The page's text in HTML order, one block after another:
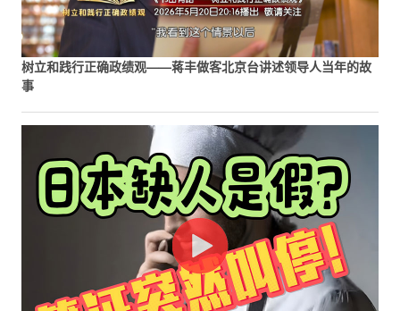
树立和践行正确政绩观——蒋丰做客北京台讲述领导人当年的故
事